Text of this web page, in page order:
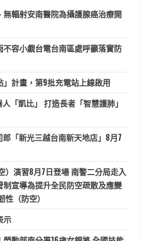
無輻射安南醫院為攝護腺癌治療開
不容小覷台電台南區處呼籲落實防
計畫，第9批充電站上線啟用
「凱比」 打造長者「智慧護肺」
郎「新光三越台南新天地店」8月7
）演習8月7日登場 南警二分局走入
宣導為提升全民防空疏散及應變
（防空）
示